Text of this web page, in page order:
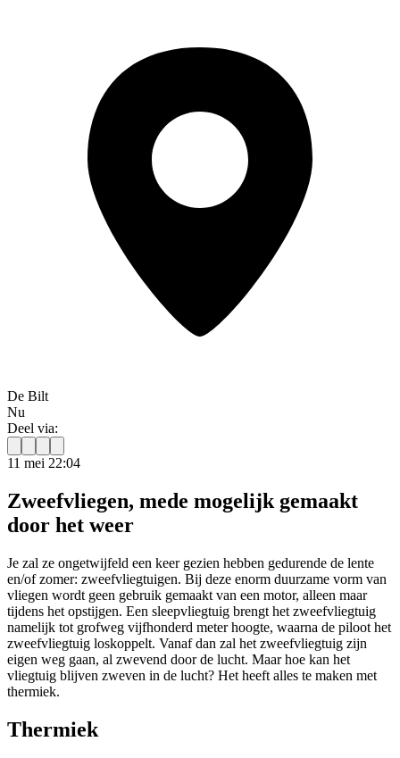
De Bilt
Nu
Deel via:
11 mei 22:04
Zweefvliegen, mede mogelijk gemaakt
door het weer
Je zal ze ongetwijfeld een keer gezien hebben gedurende de lente
en/of zomer: zweefvliegtuigen. Bij deze enorm duurzame vorm van
vliegen wordt geen gebruik gemaakt van een motor, alleen maar
tijdens het opstijgen. Een sleepvliegtuig brengt het zweefvliegtuig
namelijk tot grofweg vijfhonderd meter hoogte, waarna de piloot het
zweefvliegtuig loskoppelt. Vanaf dan zal het zweefvliegtuig zijn
eigen weg gaan, al zwevend door de lucht. Maar hoe kan het
vliegtuig blijven zweven in de lucht? Het heeft alles te maken met
thermiek.
Thermiek